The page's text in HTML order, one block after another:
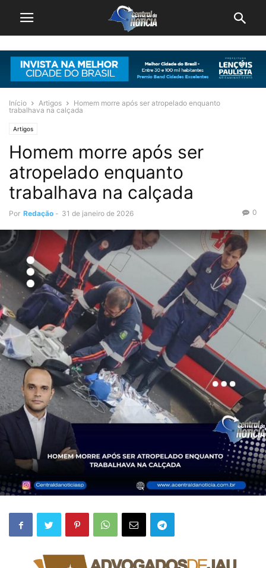
Início Artigos
Homem morre após ser atropelado enquanto
trabalhava na calçada
Artigos
Homem morre após ser
atropelado enquanto
trabalhava na calçada
Por Redação - 31 de janeiro de 2026 0